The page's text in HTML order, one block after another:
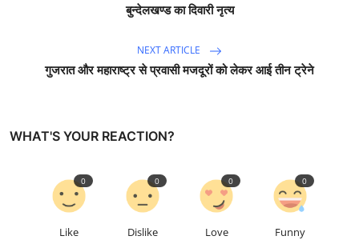
बुन्देलखण्ड का दिवारी नृत्य
NEXT ARTICLE
गुजरात और महाराष्ट्र से प्रवासी मजदूरों को लेकर आई तीन ट्रेने
WHAT'S YOUR REACTION?
Like
0
Dislike
0
Love
0
Funny
0